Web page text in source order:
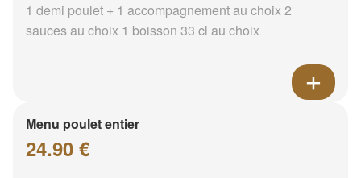
1 demi poulet + 1 accompagnement au choix 2
sauces au choix 1 boisson 33 cl au choix
Menu poulet entier
24.90 €